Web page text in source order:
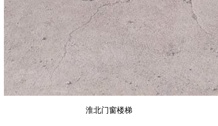
淮北门窗楼梯